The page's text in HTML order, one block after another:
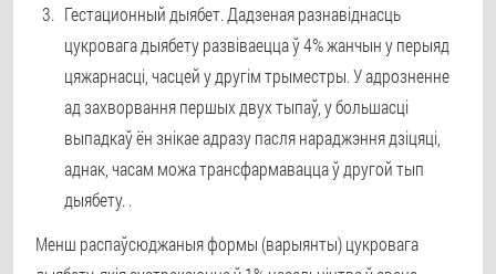
Гестационный дыябет. Дадзеная разнавіднасць
цукровага дыябету развіваецца ў 4% жанчын у перыяд
цяжарнасці, часцей у другім трыместры. У адрозненне
ад захворвання першых двух тыпаў, у большасці
выпадкаў ён знікае адразу пасля нараджэння дзіцяці,
аднак, часам можа трансфармавацца ў другой тып
дыябету. .
Менш распаўсюджаныя формы (варыянты) цукровага